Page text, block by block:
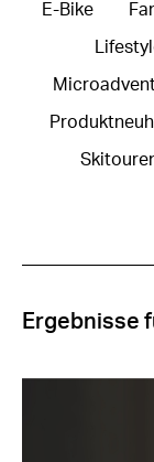
E-Bike
Ergebnisse